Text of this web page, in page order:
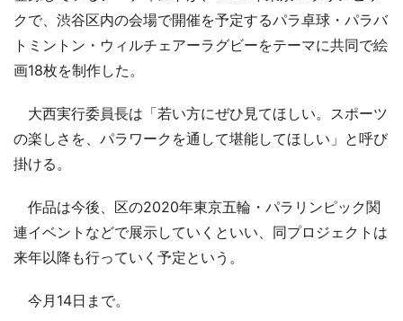
クで、渋谷区内の会場で開催を予定するパラ卓球・パラバ
トミントン・ウィルチェアーラグビーをテーマに共同で絵
画18枚を制作した。
大西実行委員長は「若い方にぜひ見てほしい。スポーツ
の楽しさを、パラワークを通して堪能してほしい」と呼び
掛ける。
作品は今後、区の2020年東京五輪・パラリンピック関
連イベントなどで展示していくといい、同プロジェクトは
来年以降も行っていく予定という。
今月14日まで。